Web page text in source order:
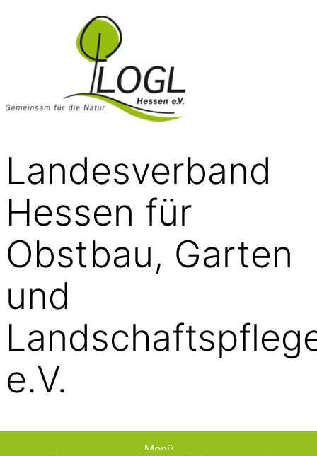
Landesverband
Hessen für
Obstbau, Garten
und
e.V.
Menü